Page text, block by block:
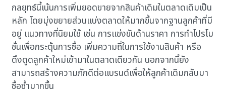
กลยุทธ์นี้เน้นการเพิ่มยอดขายจากสินค้าเดิมในตลาดเดิมเป็น
หลัก โดยมุ่งขยายส่วนแบ่งตลาดให้มากขึ้นจากฐานลูกค้าที่มี
อยู่ แนวทางที่นิยมใช้ เช่น การแข่งขันด้านราคา การทำโปรโม
ชั่นเพื่อกระตุ้นการซื้อ เพิ่มความถี่ในการใช้งานสินค้า หรือ
ดึงดูดลูกค้าใหม่เข้ามาในตลาดเดียวกัน นอกจากนี้ยัง
สามารถสร้างความภักดีต่อแบรนด์เพื่อให้ลูกค้าเดิมกลับมา
ซื้อซ้ำมากขึ้น